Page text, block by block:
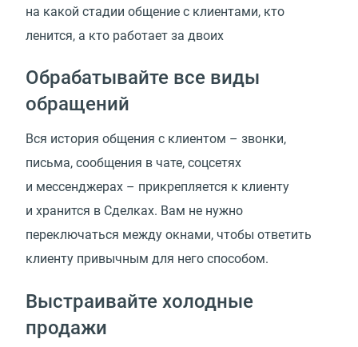
на какой стадии общение с клиентами, кто
ленится, а кто работает за двоих
Обрабатывайте все виды
обращений
Вся история общения с клиентом – звонки,
письма, сообщения в чате, соцсетях
и мессенджерах – прикрепляется к клиенту
и хранится в Сделках. Вам не нужно
переключаться между окнами, чтобы ответить
клиенту привычным для него способом.
Выстраивайте холодные
продажи